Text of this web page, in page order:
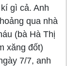
gì cả. Anh
qua nhà
(bà Hà Thị
xăng đốt)
7/7, anh